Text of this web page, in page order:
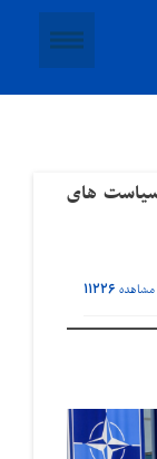
سیاست های
مشاهده ۱۱۲۲۶